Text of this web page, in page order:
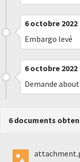
6 octobre 2022
Embargo levé
6 octobre 2022
Demande
6 documents